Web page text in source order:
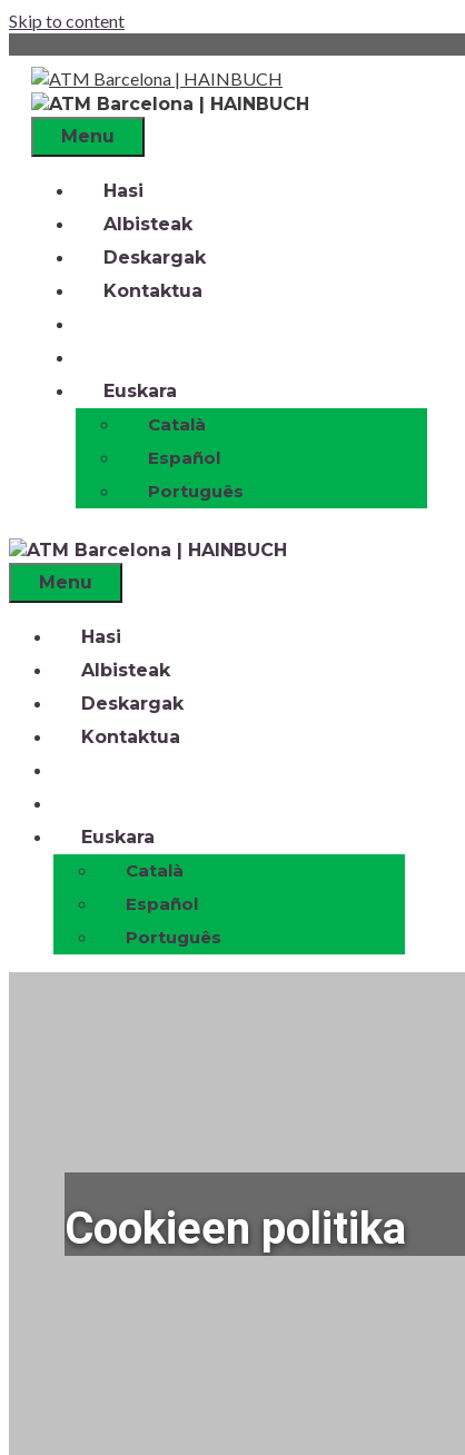
Skip to content
Menu
Hasi
Albisteak
Deskargak
Kontaktua
Euskara
Català
Español
Português
Menu
Hasi
Albisteak
Deskargak
Kontaktua
Euskara
Català
Español
Português
Cookieen politika